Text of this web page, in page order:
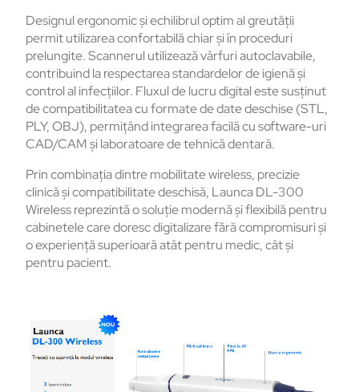
Designul ergonomic și echilibrul optim al greutății
permit utilizarea confortabilă chiar și în proceduri
prelungite. Scannerul utilizează vârfuri autoclavabile,
contribuind la respectarea standardelor de igienă și
control al infecțiilor. Fluxul de lucru digital este susținut
de compatibilitatea cu formate de date deschise (STL,
PLY, OBJ), permițând integrarea facilă cu software-uri
CAD/CAM și laboratoare de tehnică dentară.
Prin combinația dintre mobilitate wireless, precizie
clinică și compatibilitate deschisă, Launca DL-300
Wireless reprezintă o soluție modernă și flexibilă pentru
cabinetele care doresc digitalizare fără compromisuri și
o experiență superioară atât pentru medic, cât și
pentru pacient.